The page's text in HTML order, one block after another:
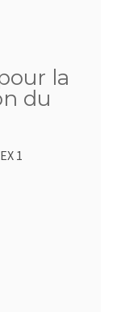
la
du
1